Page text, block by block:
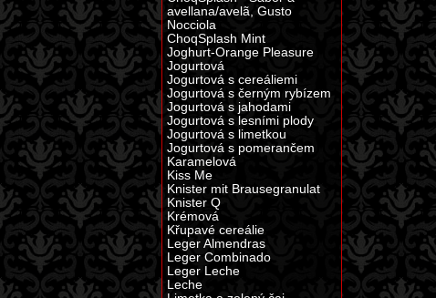
avellana/avelã, Gusto
Nocciola
ChoqSplash Mint
Joghurt-Orange Pleasure
Jogurtová
Jogurtová s cereáliemi
Jogurtová s černým rybízem
Jogurtová s jahodami
Jogurtová s lesními plody
Jogurtová s limetkou
Jogurtová s pomerančem
Karamelová
Kiss Me
Knister mit Brausegranulat
Knister Q
Krémová
Křupavé cereálie
Leger Almendras
Leger Combinado
Leger Leche
Leche